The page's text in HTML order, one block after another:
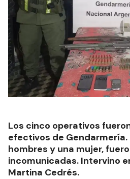
Los cinco operativos
efectivos de Gendarmería.
hombres y una mujer,
incomunicadas. Intervino
Martina Cedrés.